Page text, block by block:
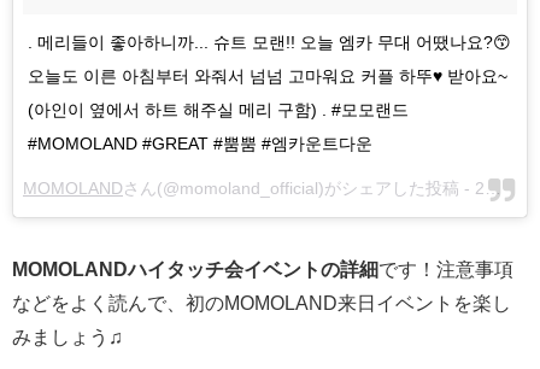
. 메리들이 좋아하니까... 슈트 모랜!! 오늘 엠카 무대 어땠나요?😙
오늘도 이른 아침부터 와줘서 넘넘 고마워요 커플 하뚜♥ 받아요~
(아인이 옆에서 하트 해주실 메리 구함) . #모모랜드
#MOMOLAND #GREAT #뿜뿜 #엠카운트다운
MOMOLANDさん(@momoland_official)がシェアした投稿 - 2月 8, 2018 at 2:30午前 PST
MOMOLANDハイタッチ会イベントの詳細です！注意事項
などをよく読んで、初のMOMOLAND来日イベントを楽し
みましょう♫